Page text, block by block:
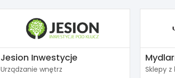
Jesion Inwestycje
Urządzanie wnętrz Sklepy